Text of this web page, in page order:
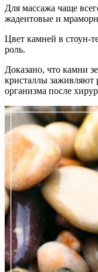
Для массажа чаще
жадеитовые и
Цвет камней в стоун-
роль.
Доказано, что камни
кристаллы
организма после